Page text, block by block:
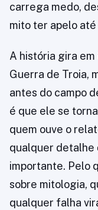
carrega medo,
mito ter apelo até
A história gira
Guerra de Troia,
antes do campo
é que ele se
quem ouve o
qualquer detalhe
importante. Pelo
sobre mitologia,
qualquer falha